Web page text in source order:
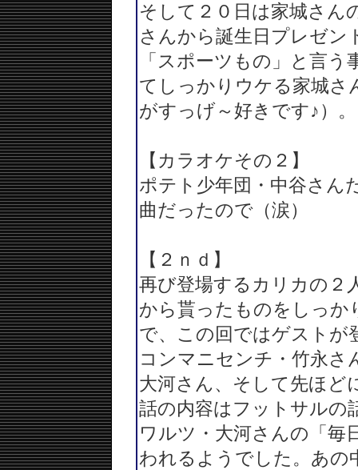
そして２０日は家城さん
さんから誕生日プレゼン
「スポーツもの」と言
てしっかりウケる家城さ
がすっげ～好きです♪）。
【カラオケその２】
ポテト少年団・中谷さん
曲だったので（涙）
【２ｎｄ】
再び登場するカリカの
から貰ったものをしっか
で、この回ではゲストが
コンマニセンチ・竹永さ
大河さん、そして先ほど
話の内容はフットサルの
ワルツ・大河さんの「毎
われるようでした。あの